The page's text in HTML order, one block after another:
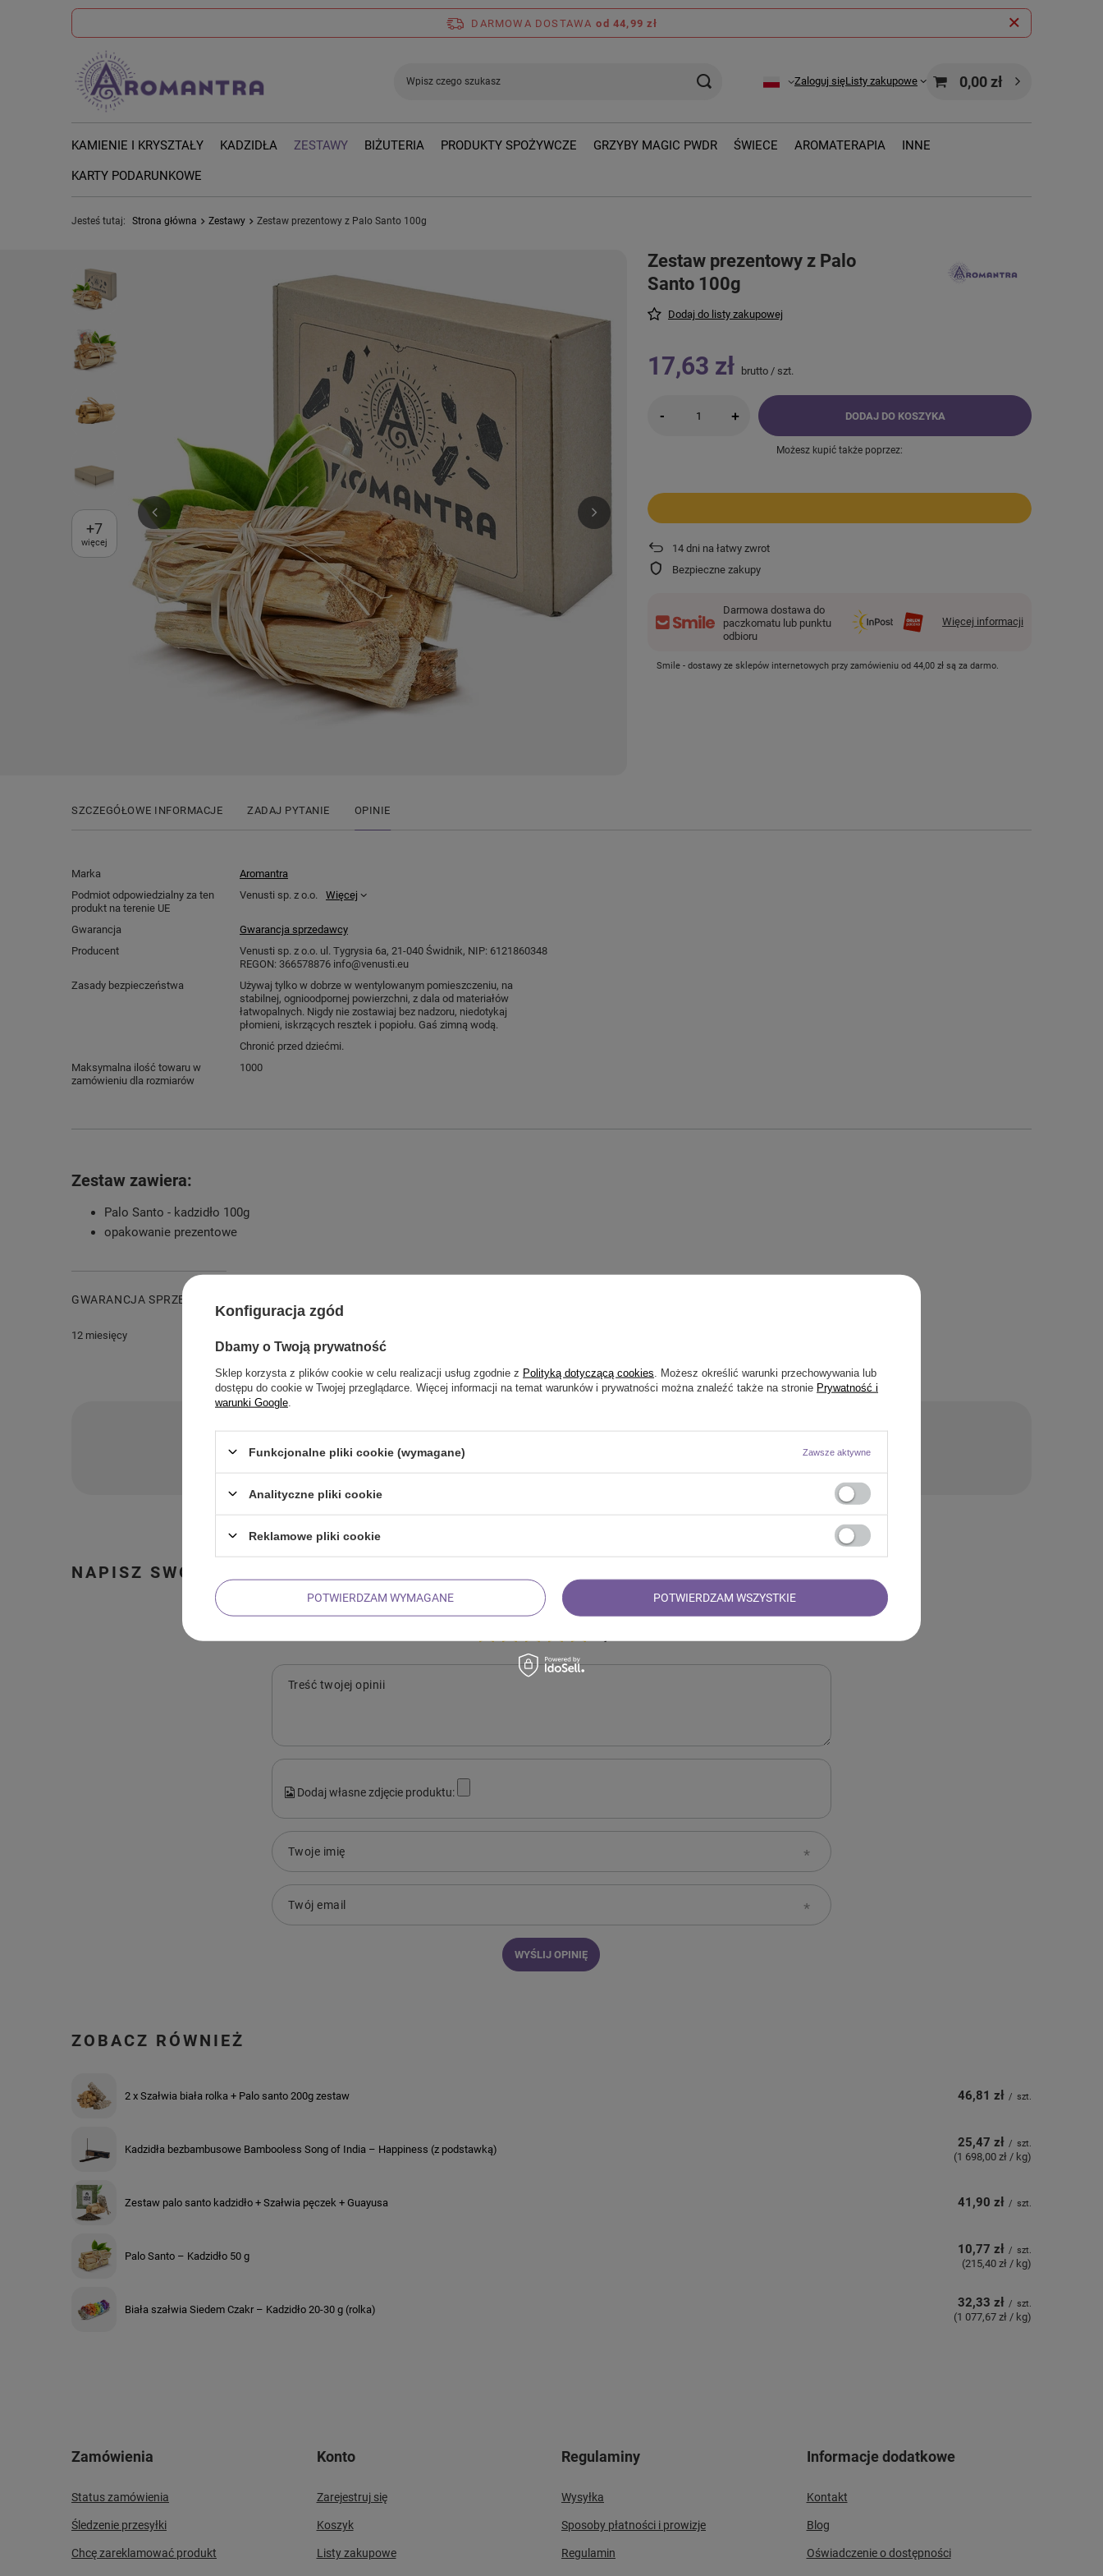
DARMOWA DOSTAWA od 44,99 zł
Zaloguj sięListy zakupowe 0,00 zł
KAMIENIE I KRYSZTAŁY KADZIDŁA ZESTAWY BIŻUTERIA PRODUKTY SPOŻYWCZE GRZYBY MAGIC PWDR ŚWIECE AROMATERAPIA INNE
KARTY PODARUNKOWE
Jesteś tutaj: Strona główna Zestawy Zestaw prezentowy z Palo Santo 100g
+7
więcej
Zestaw prezentowy z Palo
Santo 100g
Dodaj do listy zakupowej
17,63 zł brutto / szt.
- + DODAJ DO KOSZYKA
Możesz kupić także poprzez:
14 dni na łatwy zwrot
Bezpieczne zakupy
Darmowa dostawa do
paczkomatu lub punktu
odbioru
Więcej informacji
Smile - dostawy ze sklepów internetowych przy zamówieniu od 44,00 zł są za darmo.
SZCZEGÓŁOWE INFORMACJE ZADAJ PYTANIE OPINIE
Marka
Aromantra
Podmiot odpowiedzialny za ten
produkt na terenie UE
Venusti sp. z o.o. Więcej
Gwarancja
Gwarancja sprzedawcy
Producent
Venusti sp. z o.o. ul. Tygrysia 6a, 21-040 Świdnik, NIP: 6121860348
REGON: 366578876 info@venusti.eu
Zasady bezpieczeństwa
Używaj tylko w dobrze w wentylowanym pomieszczeniu, na
stabilnej, ognioodpornej powierzchni, z dala od materiałów
łatwopalnych. Nigdy nie zostawiaj bez nadzoru, niedotykaj
płomieni, iskrzących resztek i popiołu. Gaś zimną wodą.
Chronić przed dziećmi.
Maksymalna ilość towaru w
zamówieniu dla rozmiarów
1000
Zestaw zawiera:
Palo Santo - kadzidło 100g
opakowanie prezentowe
GWARANCJA SPRZEDAWCY
12 miesięcy
Zadaj pytanie a my odpowiemy niezwłocznie, najciekawsze pytania i odpowiedzi
NAPISZ SWOJĄ OPINIĘ
Twoja ocena:
Treść twojej opinii
Dodaj własne zdjęcie produktu:
Twoje imię
Twój email
WYŚLIJ OPINIĘ
ZOBACZ RÓWNIEŻ
2 x Szałwia biała rolka + Palo santo 200g zestaw 46,81 zł / szt.
Kadzidła bezbambusowe Bambooless Song of India – Happiness (z podstawką) 25,47 zł / szt.
(1 698,00 zł / kg)
Zestaw palo santo kadzidło + Szałwia pęczek + Guayusa 41,90 zł / szt.
Palo Santo – Kadzidło 50 g 10,77 zł / szt.
(215,40 zł / kg)
Biała szałwia Siedem Czakr – Kadzidło 20-30 g (rolka) 32,33 zł / szt.
(1 077,67 zł / kg)
Zamówienia
Status zamówienia
Śledzenie przesyłki
Chcę zareklamować produkt
Konto
Zarejestruj się
Koszyk
Listy zakupowe
Regulaminy
Wysyłka
Sposoby płatności i prowizje
Regulamin
Informacje dodatkowe
Kontakt
Blog
Oświadczenie o dostępności
Konfiguracja zgód
Dbamy o Twoją prywatność
Sklep korzysta z plików cookie w celu realizacji usług zgodnie z Polityką dotyczącą cookies . Możesz określić warunki przechowywania lub
dostępu do cookie w Twojej przeglądarce. Więcej informacji na temat warunków i prywatności można znaleźć także na stronie Prywatność i
warunki Google
Funkcjonalne pliki cookie (wymagane) Zawsze aktywne
Analityczne pliki cookie
Reklamowe pliki cookie
POTWIERDZAM WYMAGANE POTWIERDZAM WSZYSTKIE